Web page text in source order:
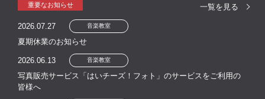
重要なお知らせ
2026.07.27 音楽教室
夏期休業のお知らせ
2026.06.13 音楽教室
写真販売サービス「はいチーズ！フォト」のサービスをご利用の
皆様へ
一覧を見る